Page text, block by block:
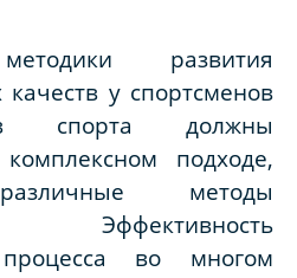
развития
качеств у спортсменов
спорта должны
подходе,
методы
Эффективность
процесса во многом